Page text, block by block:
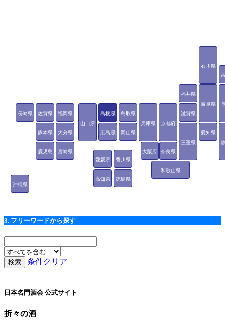
石川県
福井県
岐阜県
愛知県
三重県
滋賀県
京都府
大阪府
兵庫県
奈良県
和歌山県
鳥取県
島根県
岡山県
広島県
山口県
徳島県
香川県
愛媛県
高知県
福岡県
佐賀県
長崎県
熊本県 大分県
宮崎県
鹿児島
沖縄県
3. フリーワードから探す
条件クリア
日本名門酒会 公式サイト
折々の酒